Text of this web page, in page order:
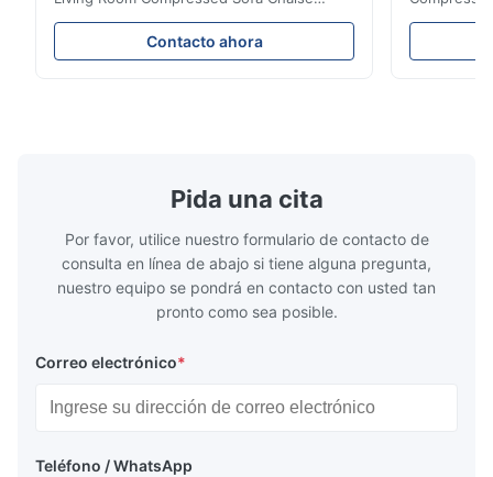
Lounge Product Overview High resilience
soft sectional sofa designed for small
spaces, featuring a contemporary light gray
Contacto ahora
Room
Pida una cita
Por favor, utilice nuestro formulario de contacto de
consulta en línea de abajo si tiene alguna pregunta,
nuestro equipo se pondrá en contacto con usted tan
pronto como sea posible.
Correo electrónico*
Teléfono / WhatsApp